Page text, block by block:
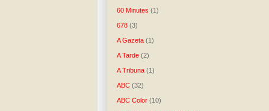
60 Minutes (1)
678 (3)
A Gazeta (1)
A Tarde (2)
A Tribuna (1)
ABC (32)
ABC Color (10)